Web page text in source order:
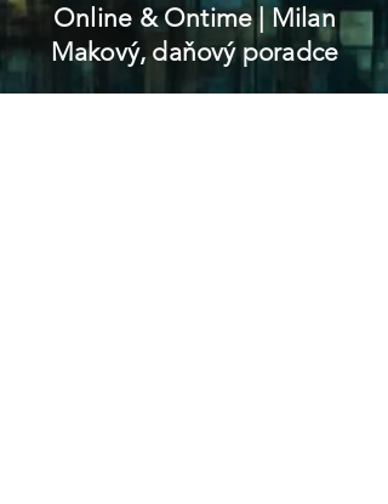
Online & Ontime| Milan
Makový, daňový poradce